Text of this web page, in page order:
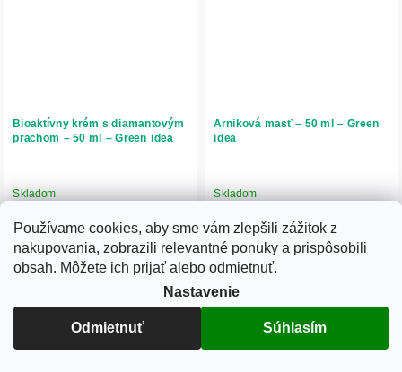
Používame cookies, aby sme vám zlepšili zážitok z
nakupovania, zobrazili relevantné ponuky a prispôsobili
obsah. Môžete ich prijať alebo odmietnuť.
Nastavenie
Odmietnuť Súhlasím
Bioaktívny krém s diamantovým
prachom – 50 ml – Green idea
Skladom
15,37 € bez DPH
18,90 €
Do košíka
mikronizovaným diamantovým
prachom stimuluje mikrocirkuláciu,
regeneráciu. Vyhladzuje vrásky,
Arniková masť – 50 ml – Green
idea
Skladom
8,37 € bez DPH
10,29 €
Arniková masť s extraktom z arniky
horskej upokojuje podráždenú
pokožku, pomáha pri opuchoch,
regeneráciu a je vhodná aj na